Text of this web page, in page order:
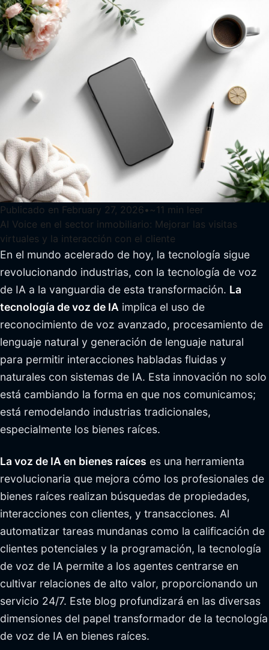
Publicado en February 27, 2026• ~11 min leer
AI Voice en el sector inmobiliario: Mejorar las visitas
virtuales y la interacción con el cliente
En el mundo acelerado de hoy, la tecnología sigue
revolucionando industrias, con la tecnología de voz
de IA a la vanguardia de esta transformación. La
tecnología de voz de IA implica el uso de
reconocimiento de voz avanzado, procesamiento de
lenguaje natural y generación de lenguaje natural
para permitir interacciones habladas fluidas y
naturales con sistemas de IA. Esta innovación no solo
está cambiando la forma en que nos comunicamos;
está remodelando industrias tradicionales,
especialmente los bienes raíces.
La voz de IA en bienes raíces es una herramienta
revolucionaria que mejora cómo los profesionales de
bienes raíces realizan búsquedas de propiedades,
interacciones con clientes, y transacciones. Al
automatizar tareas mundanas como la calificación de
clientes potenciales y la programación, la tecnología
de voz de IA permite a los agentes centrarse en
cultivar relaciones de alto valor, proporcionando un
servicio 24/7. Este blog profundizará en las diversas
dimensiones del papel transformador de la tecnología
de voz de IA en bienes raíces.